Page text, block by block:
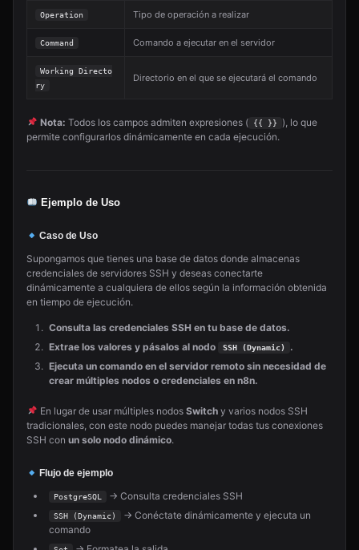
Operation Tipo de operación a realizar
Command Comando a ejecutar en el servidor
Working Directo
ry
Directorio en el que se ejecutará el comando
Nota: Todos los campos admiten expresiones ( {{ }}
), lo que
permite configurarlos dinámicamente en cada ejecución.
Ejemplo de Uso
Caso de Uso
Supongamos que tienes una base de datos donde almacenas
credenciales de servidores SSH y deseas conectarte
dinámicamente a cualquiera de ellos según la información obtenida
en tiempo de ejecución.
Consulta las credenciales SSH en tu base de datos.
Extrae los valores y pásalos al nodo
SSH (Dynamic)
.
Ejecuta un comando en el servidor remoto sin necesidad de
crear múltiples nodos o credenciales en n8n.
En lugar de usar múltiples nodos Switchy varios nodos SSH
tradicionales, con este nodo puedes manejar todas tus conexiones
SSH con un solo nodo dinámico.
Flujo de ejemplo
PostgreSQL → Consulta credenciales SSH
SSH (Dynamic)
→ Conéctate dinámicamente y ejecuta un
comando